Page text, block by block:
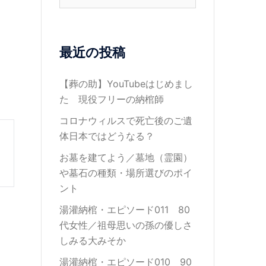
最近の投稿
【葬の助】YouTubeはじめまし
た 現役フリーの納棺師
コロナウィルスで死亡後のご遺
体日本ではどうなる？
お墓を建てよう／墓地（霊園）
や墓石の種類・場所選びのポイ
ント
湯灌納棺・エピソード011 80
代女性／祖母思いの孫の優しさ
しみる大みそか
湯灌納棺・エピソード010 90